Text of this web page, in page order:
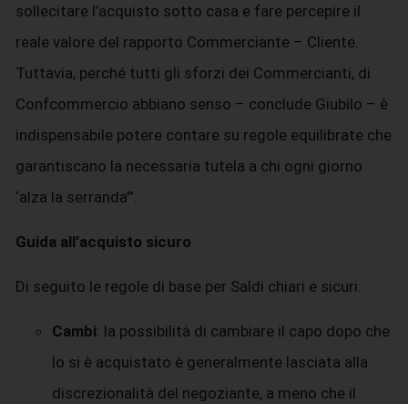
sollecitare l’acquisto sotto casa e fare percepire il
reale valore del rapporto Commerciante – Cliente.
Tuttavia, perché tutti gli sforzi dei Commercianti, di
Confcommercio abbiano senso – conclude Giubilo – è
indispensabile potere contare su regole equilibrate che
garantiscano la necessaria tutela a chi ogni giorno
‘alza la serranda’”.
Guida all’acquisto sicuro
Di seguito le regole di base per Saldi chiari e sicuri:
Cambi: la possibilità di cambiare il capo dopo che
lo si è acquistato è generalmente lasciata alla
discrezionalità del negoziante, a meno che il